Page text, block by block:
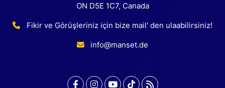
ON D5E 1C7, Canada
Fikir ve Görüşleriniz için bize mail' den ulaabilirsiniz!
info@manset.de